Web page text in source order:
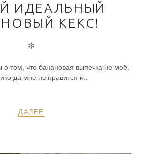
ИДЕАЛЬНЫЙ
КЕКС!
✻
том, что банановая выпечка не моё.
мне не нравится и..
ДАЛЕЕ